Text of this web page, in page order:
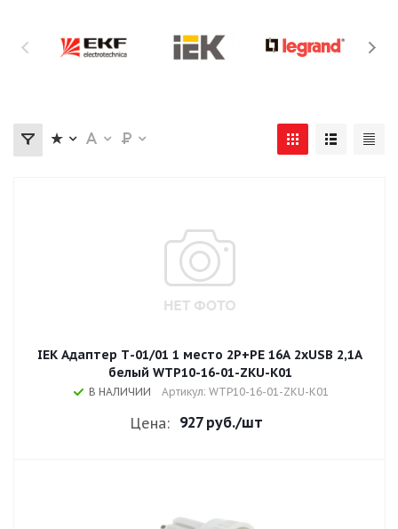
IEK Адаптер Т-01/01 1 место 2P+PE 16А 2хUSB 2,1A
белый WTP10-16-01-ZKU-K01
В НАЛИЧИИ Артикул: WTP10-16-01-ZKU-K01
Цена: 927 руб./шт